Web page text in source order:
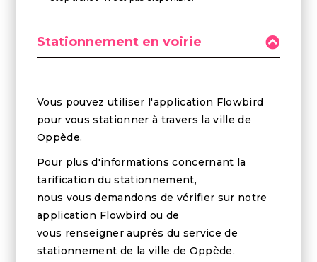
Stationnement en voirie
Vous pouvez utiliser l'application Flowbird
pour vous stationner à travers la ville de
Oppède.
Pour plus d'informations concernant la
tarification du stationnement,
nous vous demandons de vérifier sur notre
application Flowbird ou de
vous renseigner auprès du service de
stationnement de la ville de Oppède.